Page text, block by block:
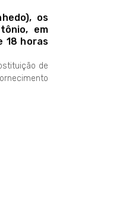
os
em
18 horas
de